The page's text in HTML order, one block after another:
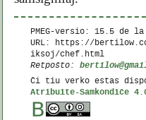
PMEG-versio: 15.5 de
URL: https://
iksoj/chef.html
Retpoŝto:
Ĉi tiu verko estas
Atribuite-Samkondiĉe